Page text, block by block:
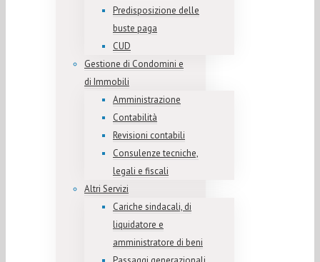
Predisposizione delle
buste paga
CUD
Gestione di Condomini e
di Immobili
Amministrazione
Contabilità
Revisioni contabili
Consulenze tecniche,
legali e fiscali
Altri Servizi
Cariche sindacali, di
liquidatore e
amministratore di beni